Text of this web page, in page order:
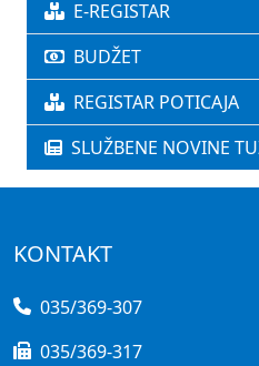
E-REGISTAR
BUDŽET
REGISTAR POTICAJA
SLUŽBENE NOVINE
KONTAKT
035/369-307
035/369-317